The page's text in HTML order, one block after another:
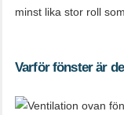
minst lika stor roll
Varför fönster är